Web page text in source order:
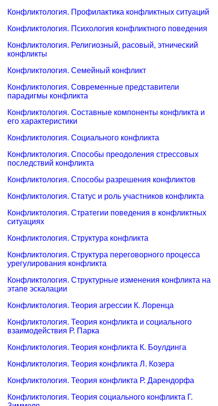
Конфликтология. Профилактика конфликтных ситуаций
Конфликтология. Психология конфликтного поведения
Конфликтология. Религиозный, расовый, этнический
конфликты
Конфликтология. Семейный конфликт
Конфликтология. Современные представители
парадигмы конфликта
Конфликтология. Составные компоненты конфликта и
его характеристики
Конфликтология. Социального конфликта
Конфликтология. Способы преодоления стрессовых
последствий конфликта
Конфликтология. Способы разрешения конфликтов
Конфликтология. Статус и роль участников конфликта
Конфликтология. Стратегии поведения в конфликтных
ситуациях
Конфликтология. Структура конфликта
Конфликтология. Структура переговорного процесса
урегулирования конфликта
Конфликтология. Структурные изменения конфликта на
этапе эскалации
Конфликтология. Теория агрессии К. Лоренца
Конфликтология. Теория конфликта и социального
взаимодействия Р. Парка
Конфликтология. Теория конфликта К. Боулдинга
Конфликтология. Теория конфликта Л. Козера
Конфликтология. Теория конфликта Р. Дарендорфа
Конфликтология. Теория социального конфликта Г.